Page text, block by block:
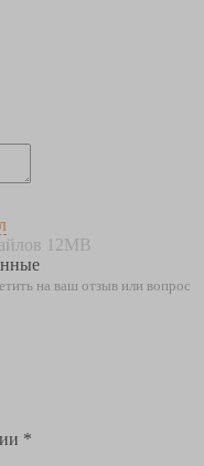
12MB
на ваш отзыв или вопрос
*